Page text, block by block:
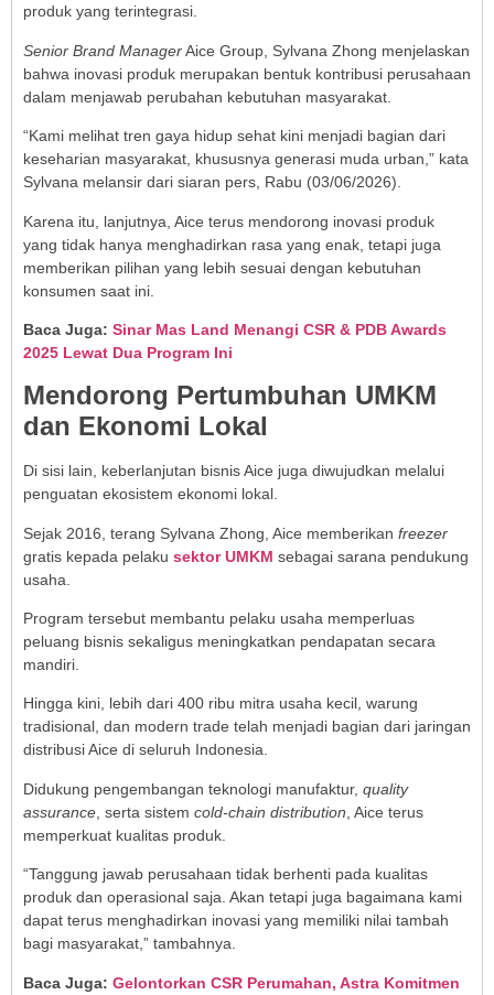
produk yang terintegrasi.
Senior Brand ManagerAice Group, Sylvana Zhong menjelaskan
bahwa inovasi produk merupakan bentuk kontribusi perusahaan
dalam menjawab perubahan kebutuhan masyarakat.
“Kami melihat tren gaya hidup sehat kini menjadi bagian dari
keseharian masyarakat, khususnya generasi muda urban,” kata
Sylvana melansir dari siaran pers, Rabu (03/06/2026).
Karena itu, lanjutnya, Aice terus mendorong inovasi produk
yang tidak hanya menghadirkan rasa yang enak, tetapi juga
memberikan pilihan yang lebih sesuai dengan kebutuhan
konsumen saat ini.
Baca Juga: Sinar Mas Land Menangi CSR & PDB Awards
2025 Lewat Dua Program Ini
Mendorong Pertumbuhan UMKM
dan Ekonomi Lokal
Di sisi lain, keberlanjutan bisnis Aice juga diwujudkan melalui
penguatan ekosistem ekonomi lokal.
Sejak 2016, terang Sylvana Zhong, Aice memberikan freezer
gratis kepada pelaku sektor UMKM sebagai sarana pendukung
usaha.
Program tersebut membantu pelaku usaha memperluas
peluang bisnis sekaligus meningkatkan pendapatan secara
mandiri.
Hingga kini, lebih dari 400 ribu mitra usaha kecil, warung
tradisional, dan modern trade telah menjadi bagian dari jaringan
distribusi Aice di seluruh Indonesia.
Didukung pengembangan teknologi manufaktur, quality
assurance , serta sistem cold-chain distribution , Aice terus
memperkuat kualitas produk.
“Tanggung jawab perusahaan tidak berhenti pada kualitas
produk dan operasional saja. Akan tetapi juga bagaimana kami
dapat terus menghadirkan inovasi yang memiliki nilai tambah
bagi masyarakat,” tambahnya.
Baca Juga: Gelontorkan CSR Perumahan, Astra Komitmen